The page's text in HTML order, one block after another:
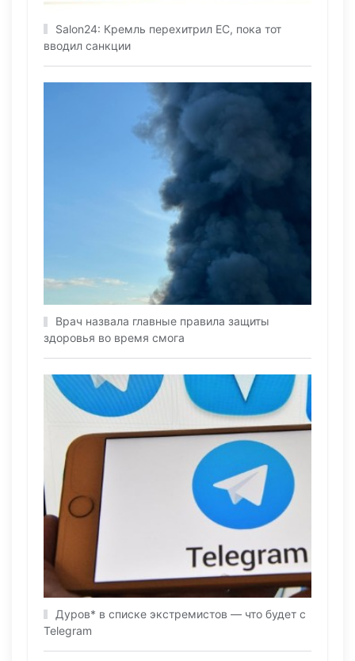
Salon24: Кремль перехитрил EC, пока тот
вводил санкции
Врач назвала главные правила защиты
здоровья во время смога
Дуров* в списке экстремистов — что будет с
Telegram